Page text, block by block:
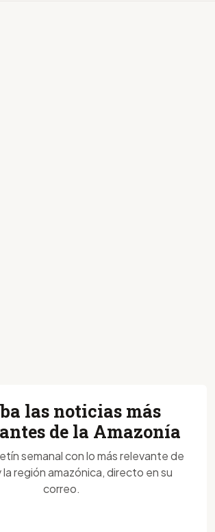
las noticias más
de la Amazonía
semanal con lo más relevante de
la región amazónica, directo en su
correo.